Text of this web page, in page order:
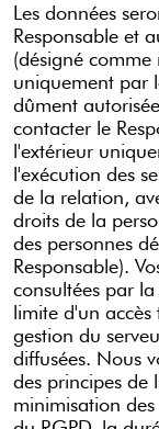
Les données
Responsable et
(désigné comme
uniquement par
dûment
contacter le
l'extérieur
l'exécution des
de la relation,
droits de la
des personnes
Responsable).
consultées par
limite d'un
gestion du
diffusées. Nous
des principes de
minimisation